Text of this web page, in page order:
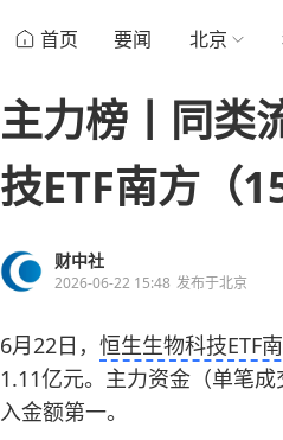
首页 要闻 北京
主力榜丨同类
技ETF南方（
财中社
2026-06-22 15:48 发布于北京
6月22日， 恒生生物科技ETF
1.11亿元。主力资金（单笔
入金额第一。